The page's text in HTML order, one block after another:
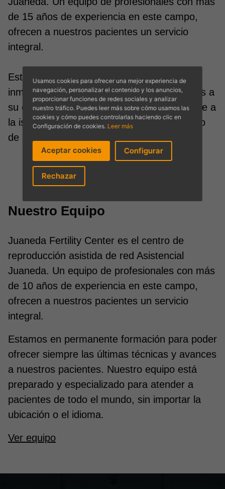
de 15 años de experiencia en este campo,
ofrecen a nuestros pacientes un servicio
integral.
Estamos ubicados en una situación
inmejorable, Palma de Mallorca, que gracias a
su excelente infraestructura turística permite a
la isla estar conectada con cualquier destino
de Europa.
Nuestro Equipo
Juaneda Fertility Center es el centro de
reproducción asistida de red Asistencial
Juaneda. Un equipo de profesionales con más
de 10 años de experiencia en este campo,
ofrecen a nuestros pacientes un servicio
integral.
Estamos en permanente formación para poder
ofrecer siempre las últimas técnicas y avances
a nuestros pacientes. Nuestro equipo está
preparado y especializado para atender a
pacientes de todo el mundo, sin importar la
ubicación o el idioma.
Ver equipo
Usamos cookies para ofrecer una mejor experiencia de
navegación, personalizar el contenido y los anuncios,
proporcionar funciones de redes sociales y analizar
nuestro tráfico. Puedes leer más sobre cómo usamos las
cookies y cómo puedes controlarlas haciendo clic en
Configuración de cookies. Leer más
Aceptar cookies Configurar
Rechazar